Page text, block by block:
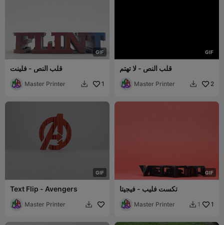
GIF
قلب النص - فلينت
Master Printer  1
GIF
قلب النص - لا تهتم
Master Printer  2
GIF
Text Flip - Avengers
Master Printer 
GIF
تكست فليب - فيجيتا
Master Printer  1 1